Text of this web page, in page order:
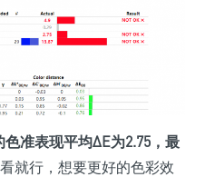
准表现平均ΔE为2.75，最
就行，想要更好的色彩效